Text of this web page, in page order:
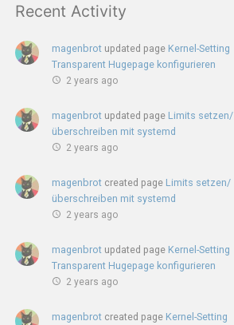
Recent Activity
magenbrot updated page Kernel-Setting
Transparent Hugepage konfigurieren
2 years ago
magenbrot updated page Limits setzen/
überschreiben mit systemd
2 years ago
magenbrot created page Limits setzen/
überschreiben mit systemd
2 years ago
magenbrot updated page Kernel-Setting
Transparent Hugepage konfigurieren
2 years ago
magenbrot created page Kernel-Setting